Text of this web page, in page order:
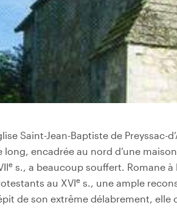
Saint-Jean-Baptiste de Preyssac-
long, encadrée au nord d’une
e s., a beaucoup souffert. Romane à
au XVIe s., une ample
de son extrême délabrement, elle